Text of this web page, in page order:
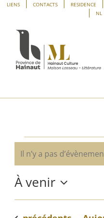
Panneau de gestion des
Passer
contenu
LIENS CONTACTS RESIDENCE
NL
Évènements
Notice
Il n’y a pas
À venir
Sélectionnez